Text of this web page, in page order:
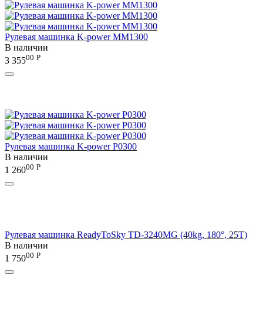
Рулевая машинка K-power MM1300
В наличии
3 35500 Р
Рулевая машинка K-power P0300
В наличии
1 26000 Р
Рулевая машинка ReadyToSky TD-3240MG (40kg, 180°, 25T)
В наличии
1 75000 Р